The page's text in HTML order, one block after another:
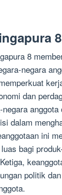
8
8
negara
dan
dalam
ini
bagi
politik